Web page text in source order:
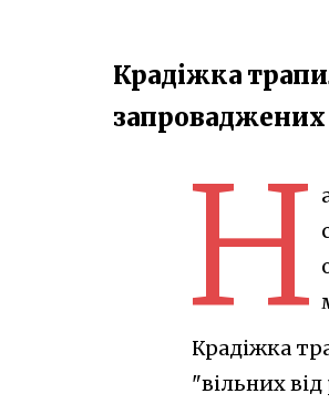
Крадіжка
запроваджених
Н
Крадіжка
"вільних